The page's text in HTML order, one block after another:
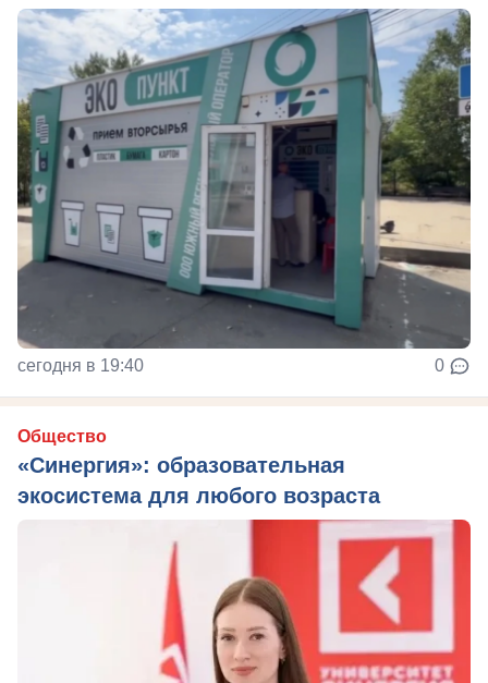
сегодня в 19:40 0
Общество
«Синергия»: образовательная
экосистема для любого возраста